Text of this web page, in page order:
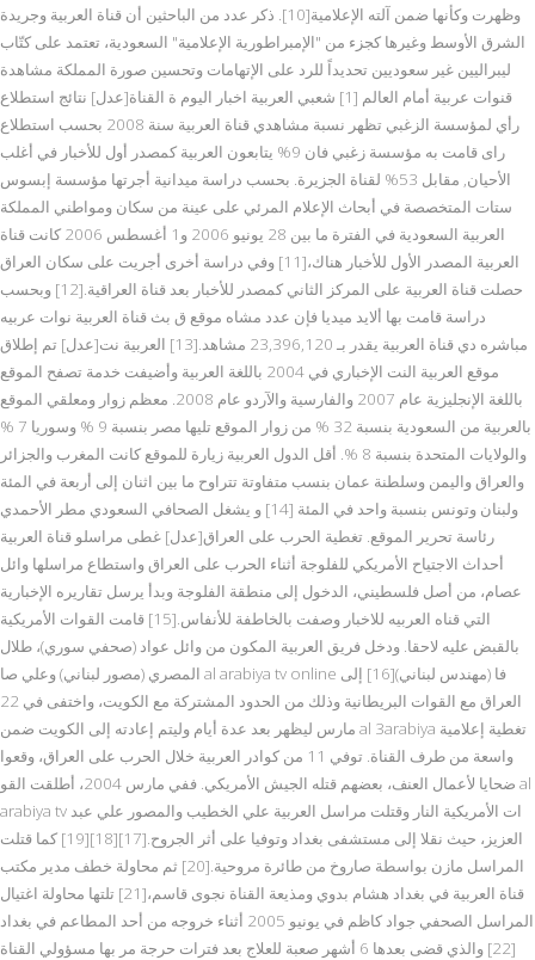
وظهرت وكأنها ضمن آلته الإعلامية[10]. ذكر عدد من الباحثين أن قناة العربية وجريدة
الشرق الأوسط وغيرها كجزء من "الإمبراطورية الإعلامية" السعودية، تعتمد على كتّاب
ليبراليين غير سعوديين تحديداً للرد على الإتهامات وتحسين صورة المملكة مشاهدة
قنوات عربية أمام العالم [1] شعبي العربية اخبار اليوم ة القناة[عدل] نتائج استطلاع
رأي لمؤسسة الزغبي تظهر نسبة مشاهدي قناة العربية سنة 2008 بحسب استطلاع
راى قامت به مؤسسة زغبي فان 9% يتابعون العربية كمصدر أول للأخبار في أغلب
الأحيان, مقابل 53% لقناة الجزيرة. بحسب دراسة ميدانية أجرتها مؤسسة إبسوس
ستات المتخصصة في أبحاث الإعلام المرئي على عينة من سكان ومواطني المملكة
العربية السعودية في الفترة ما بين 28 يونيو 2006 و1 أغسطس 2006 كانت قناة
العربية المصدر الأول للأخبار هناك،[11] وفي دراسة أخرى أجريت على سكان العراق
حصلت قناة العربية على المركز الثاني كمصدر للأخبار بعد قناة العراقية.[12] وبحسب
دراسة قامت بها ألايد ميديا فإن عدد مشاه موقع ق بث قناة العربية نوات عربيه
مباشره دي قناة العربية يقدر بـ 23,396,120 مشاهد.[13] العربية نت[عدل] تم إطلاق
موقع العربية النت الإخباري في 2004 باللغة العربية وأضيفت خدمة تصفح الموقع
باللغة الإنجليزية عام 2007 والفارسية والآردو عام 2008. معظم زوار ومعلقي الموقع
بالعربية من السعودية بنسبة 32 % من زوار الموقع تليها مصر بنسبة 9 % وسوريا 7 %
والولايات المتحدة بنسبة 8 %. أقل الدول العربية زيارة للموقع كانت المغرب والجزائر
والعراق واليمن وسلطنة عمان بنسب متفاوتة تتراوح ما بين اثنان إلى أربعة في المئة
ولبنان وتونس بنسبة واحد في المئة [14] و يشغل الصحافي السعودي مطر الأحمدي
رئاسة تحرير الموقع. تغطية الحرب على العراق[عدل] غطى مراسلو قناة العربية
أحداث الاجتياح الأمريكي للفلوجة أثناء الحرب على العراق واستطاع مراسلها وائل
عصام، من أصل فلسطيني، الدخول إلى منطقة الفلوجة وبدأ يرسل تقاريره الإخبارية
التي قناه العربيه للاخبار وصفت بالخاطفة للأنفاس.[15] قامت القوات الأمريكية
بالقبض عليه لاحقا. ودخل فريق العربية المكون من وائل عواد (صحفي سوري)، طلال
المصري (مصور لبناني) وعلي صا al arabiya tv online فا (مهندس لبناني)[16] إلى
العراق مع القوات البريطانية وذلك من الحدود المشتركة مع الكويت، واختفى في 22
مارس ليظهر بعد عدة أيام وليتم إعادته إلى الكويت ضمن al 3arabiya تغطية إعلامية
واسعة من طرف القناة. توفي 11 من كوادر العربية خلال الحرب على العراق، وقعوا
ضحايا لأعمال العنف، بعضهم قتله الجيش الأمريكي. ففي مارس 2004، أطلقت القو al
arabiya tv ات الأمريكية النار وقتلت مراسل العربية علي الخطيب والمصور علي عبد
العزيز، حيث نقلا إلى مستشفى بغداد وتوفيا على أثر الجروح.[17][18][19] كما قتلت
المراسل مازن بواسطة صاروخ من طائرة مروحية.[20] ثم محاولة خطف مدير مكتب
قناة العربية في بغداد هشام بدوي ومذيعة القناة نجوى قاسم،[21] تلتها محاولة اغتيال
المراسل الصحفي جواد كاظم في يونيو 2005 أثناء خروجه من أحد المطاعم في بغداد
[22] والذي قضى بعدها 6 أشهر صعبة للعلاج بعد فترات حرجة مر بها مسؤولي القناة